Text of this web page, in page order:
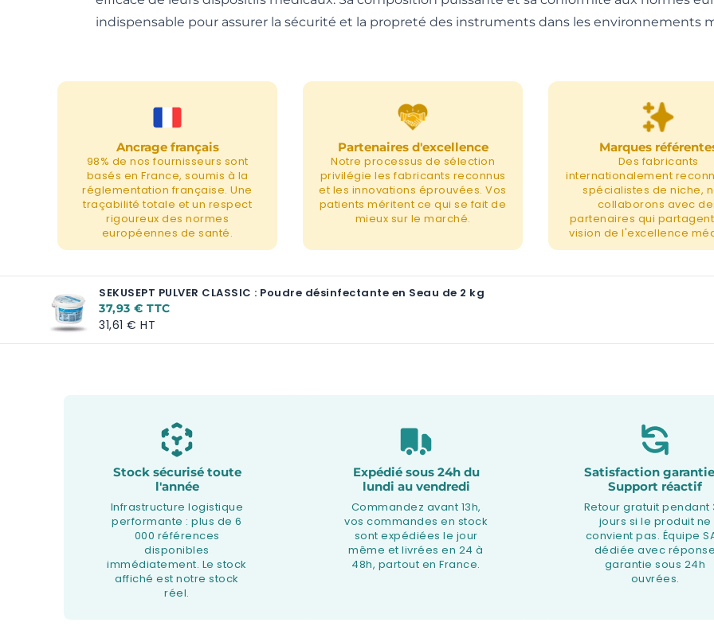
indispensable pour assurer la sécurité et la propreté des instruments dans les environnements
Ancrage français
98% de nos fournisseurs sont
basés en France, soumis à la
réglementation française. Une
traçabilité totale et un respect
rigoureux des normes
européennes de santé.
Partenaires d'excellence
Notre processus de sélection
privilégie les fabricants reconnus
et les innovations éprouvées. Vos
patients méritent ce qui se fait de
mieux sur le marché.
Marques
Des fabricants
internationalement
spécialistes de niche,
collaborons avec
partenaires qui
vision de l'excellence
SEKUSEPT PULVER CLASSIC : Poudre désinfectante en Seau de 2 kg
37,93 €
31,61 €
Stock sécurisé toute
l'année
Infrastructure logistique
performante : plus de 6
000 références
disponibles
immédiatement. Le stock
affiché est notre stock
réel.
Expédié sous 24h du
lundi au vendredi
Commandez avant 13h,
vos commandes en stock
sont expédiées le jour
même et livrées en 24 à
48h, partout en France.
Satisfaction
Support réactif
Retour gratuit pendant
jours si le produit ne
convient pas. Équipe
dédiée avec
garantie sous 24h
ouvrées.